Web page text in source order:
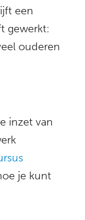
een
gewerkt:
ouderen
inzet van
je kunt